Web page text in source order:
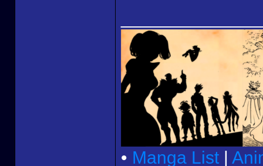
• Manga List |